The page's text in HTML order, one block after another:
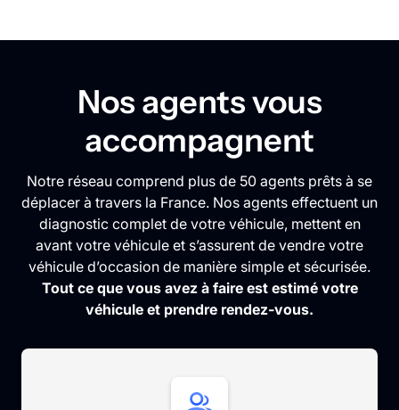
Nos agents vous
accompagnent
Notre réseau comprend plus de 50 agents prêts à se
déplacer à travers la France. Nos agents effectuent un
diagnostic complet de votre véhicule, mettent en
avant votre véhicule et s’assurent de vendre votre
véhicule d’occasion de manière simple et sécurisée.
Tout ce que vous avez à faire est estimé votre
véhicule et prendre rendez-vous.